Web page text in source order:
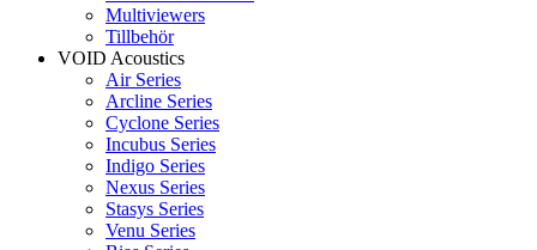
Multiviewers
Tillbehör
VOID Acoustics
Air Series
Arcline Series
Cyclone Series
Incubus Series
Indigo Series
Nexus Series
Stasys Series
Venu Series